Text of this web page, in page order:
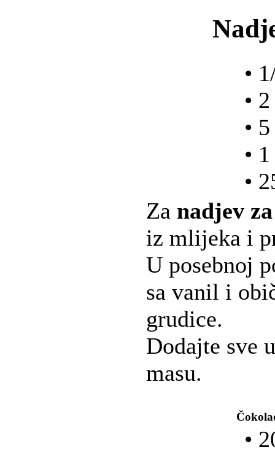
•
•
•
•
•
Za nadjev
iz mlijeka i
U posebnoj
sa vanil i
grudice.
Dodajte sve
masu.
•